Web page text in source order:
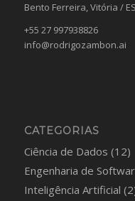
Bento Ferreira, Vitória / ES
+55 27 997938826
info@rodrigozambon.ai
CATEGORIAS
Ciência de Dados (12)
Engenharia de
Inteligência Artificial